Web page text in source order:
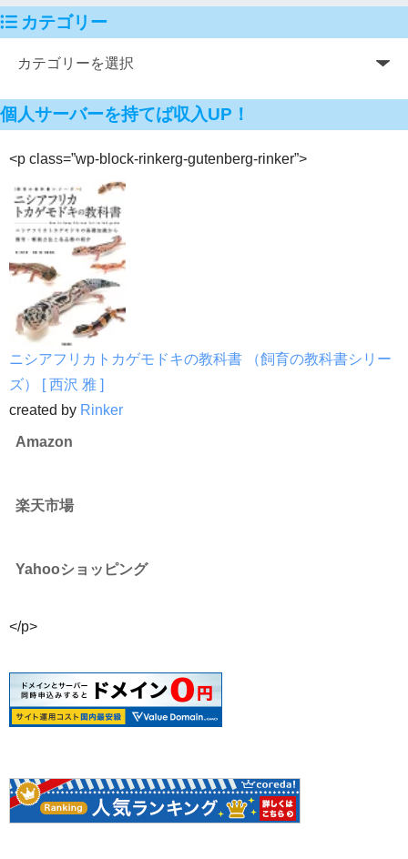
カテゴリー
個人サーバーを持てば収入UP！
<p class=”wp-block-rinkerg-gutenberg-rinker”>
ニシアフリカトカゲモドキの教科書 （飼育の教科書シリー
ズ） [ 西沢 雅 ]
created by Rinker
Amazon
楽天市場
Yahooショッピング
</p>